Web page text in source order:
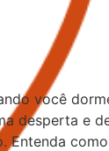
você
desperta e
Entenda